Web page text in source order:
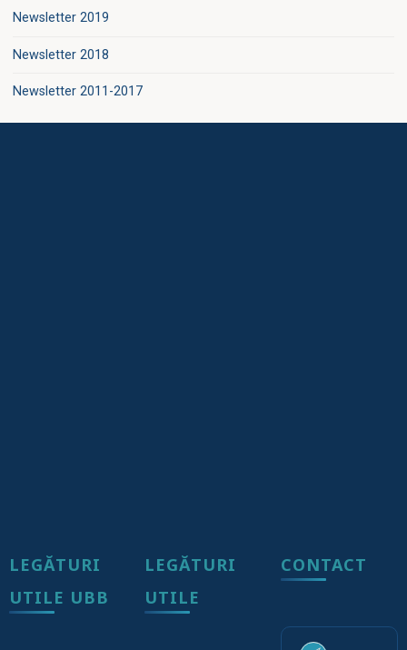
Newsletter 2019
Newsletter 2018
Newsletter 2011-2017
LEGĂTURI
UTILE UBB
LEGĂTURI
UTILE
CONTACT